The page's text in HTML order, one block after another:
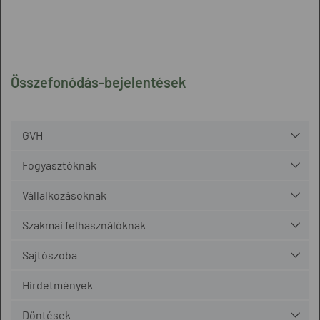
Összefonódás-bejelentések
GVH
Fogyasztóknak
Vállalkozásoknak
Szakmai felhasználóknak
Sajtószoba
Hirdetmények
Döntések